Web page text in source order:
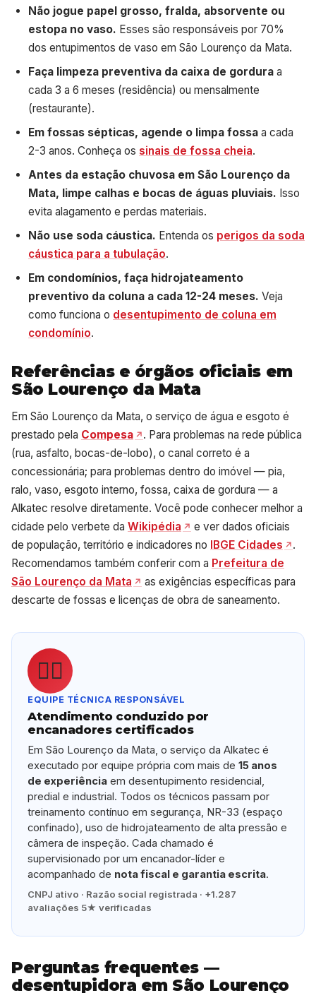
Não jogue papel grosso, fralda, absorvente ou
estopa no vaso. Esses são responsáveis por 70%
dos entupimentos de vaso em São Lourenço da Mata.
Faça limpeza preventiva da caixa de gordura a
cada 3 a 6 meses (residência) ou mensalmente
(restaurante).
Em fossas sépticas, agende o limpa fossa a cada
2-3 anos. Conheça os sinais de fossa cheia.
Antes da estação chuvosa em São Lourenço da
Mata, limpe calhas e bocas de águas pluviais. Isso
evita alagamento e perdas materiais.
Não use soda cáustica. Entenda os perigos da soda
cáustica para a tubulação.
Em condomínios, faça hidrojateamento
preventivo da coluna a cada 12-24 meses. Veja
como funciona o desentupimento de coluna em
condomínio.
Referências e órgãos oficiais em
São Lourenço da Mata
Em São Lourenço da Mata, o serviço de água e esgoto é
prestado pela Compesa
. Para problemas na rede pública
(rua, asfalto, bocas-de-lobo), o canal correto é a
concessionária; para problemas dentro do imóvel — pia,
ralo, vaso, esgoto interno, fossa, caixa de gordura — a
Alkatec resolve diretamente. Você pode conhecer melhor a
cidade pelo verbete da Wikipédia
e ver dados oficiais
de população, território e indicadores no IBGE Cidades
.
Recomendamos também conferir com a Prefeitura de
São Lourenço da Mata
as exigências específicas para
descarte de fossas e licenças de obra de saneamento.
👷‍♂️
EQUIPE TÉCNICA RESPONSÁVEL
Atendimento conduzido por
encanadores certificados
Em São Lourenço da Mata, o serviço da Alkatec é
executado por equipe própria com mais de15 anos
de experiência em desentupimento residencial,
predial e industrial. Todos os técnicos passam por
treinamento contínuo em segurança, NR-33 (espaço
confinado), uso de hidrojateamento de alta pressão e
câmera de inspeção. Cada chamado é
supervisionado por um encanador-líder e
acompanhado de nota fiscal e garantia escrita.
CNPJ ativo · Razão social registrada · +1.287
avaliações 5★ verificadas
Perguntas frequentes —
desentupidora em São Lourenço